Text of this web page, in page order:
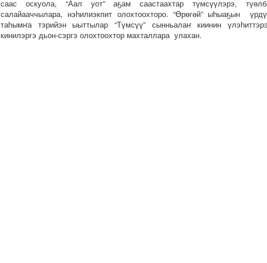
саас оскуола, “Аал уот” аҕам саастаахтар түмсүүлэрэ,
салайааччылара, нэһилиэкпит олохтоохторо. “Өрөгөй” ыһыаҕын
таһымҥа тэрийэн ыыттылар “Түмсүү” сынньалаҥ киинин
кинилэргэ дьон-сэргэ олохтоохтор махталлара улахан.